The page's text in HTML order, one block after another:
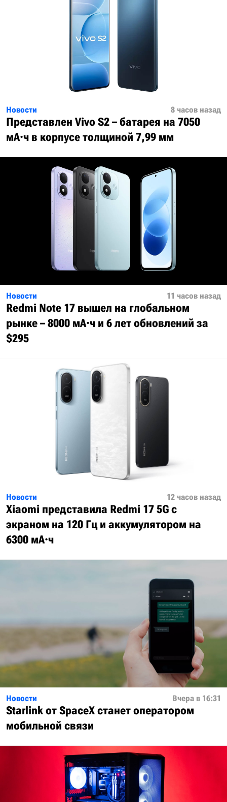
Новости 8 часов назад
Представлен Vivo S2 – батарея на 7050
мА·ч в корпусе толщиной 7,99 мм
Новости 11 часов назад
Redmi Note 17 вышел на глобальном
рынке – 8000 мА·ч и 6 лет обновлений за
$295
Новости 12 часов назад
Xiaomi представила Redmi 17 5G с
экраном на 120 Гц и аккумулятором на
6300 мА·ч
Новости Вчера в 16:31
Starlink от SpaceX станет оператором
мобильной связи